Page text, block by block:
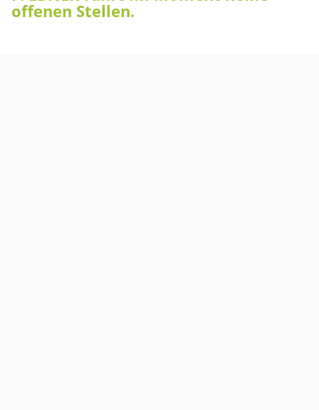
offenen Stellen.